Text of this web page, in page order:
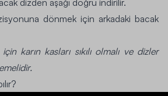
dizden aşağı doğru indirilir.
dönmek için arkadaki bacak
karın kasları sıkılı olmalı ve dizler